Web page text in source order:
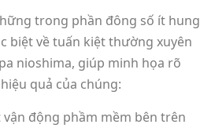
trong phần đông số ít hung
biệt về tuấn kiệt thường xuyên
nioshima, giúp minh họa rõ
quả của chúng:
động phầm mềm bên trên